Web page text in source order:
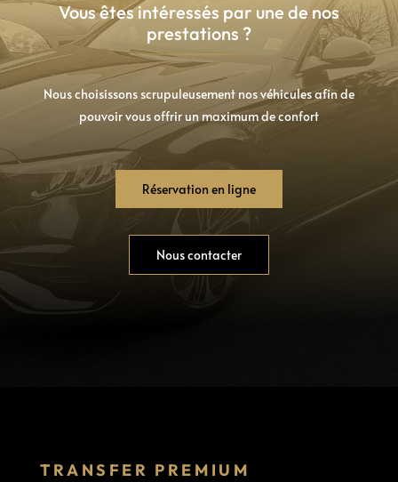
Vous êtes intéressés par une de nos
prestations ?
Nous choisissons scrupuleusement nos véhicules afin de
pouvoir vous offrir un maximum de confort
Réservation en ligne
Nous contacter
TRANSFER PREMIUM